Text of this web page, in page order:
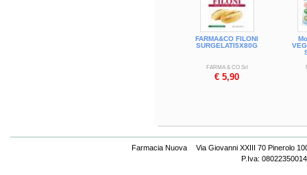
FARMA&CO FILONI
SURGELATI5X80G
FARMA & CO Srl
€ 5,90
Farmacia Nuova
Via Giovanni XXIII 70 Pinerolo
P.Iva: 08022350014